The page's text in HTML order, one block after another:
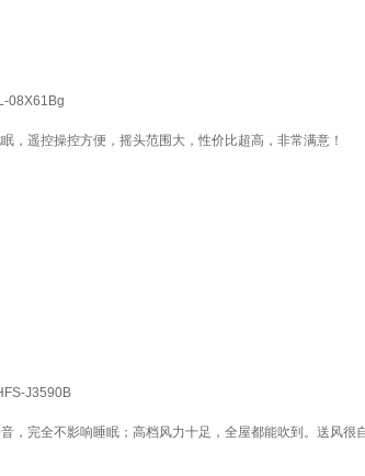
08X61Bg
，遥控操控方便，摇头范围大，性价比超高，非常满意！
J3590B
完全不影响睡眠；高档风力十足，全屋都能吹到。送风